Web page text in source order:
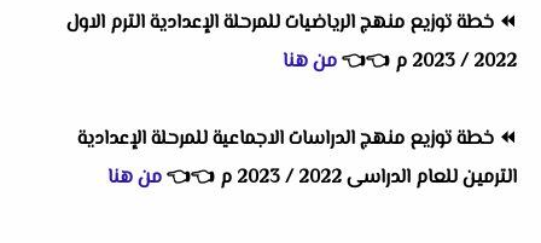
⏪ خطة توزيع منهج الرياضيات للمرحلة الإعدادية الترم الاول
2022 / 2023 م
👈
👈من هنا
⏪ خطة توزيع منهج الدراسات الاجماعية للمرحلة الإعدادية
الترمين للعام الدراسى 2022 / 2023 م
👈
👈من هنا